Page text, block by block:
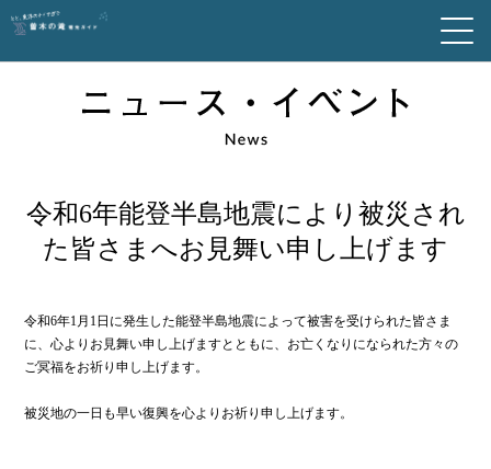
令和6年能登半島地震により被災され
た皆さまへお見舞い申し上げます
令和6年1月1日に発生した能登半島地震によって被害を受けられた皆さま
に、心よりお見舞い申し上げますとともに、お亡くなりになられた方々の
ご冥福をお祈り申し上げます。
被災地の一日も早い復興を心よりお祈り申し上げます。